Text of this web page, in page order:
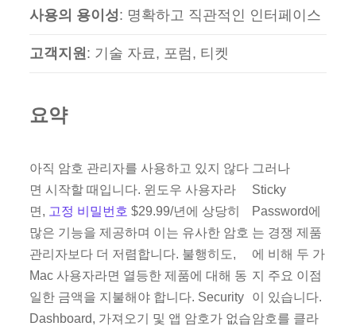
사용의 용이성: 명확하고 직관적인 인터페이스
고객지원 : 기술 자료, 포럼, 티켓
요약
아직 암호 관리자를 사용하고 있지 않다
면 시작할 때입니다. 윈도우 사용자라
면, 고정 비밀번호 $29.99/년에 상당히
많은 기능을 제공하며 이는 유사한 암호
관리자보다 더 저렴합니다. 불행히도,
Mac 사용자라면 열등한 제품에 대해 동
일한 금액을 지불해야 합니다. Security
Dashboard, 가져오기 및 앱 암호가 없습
그러나
Sticky
Password에
는 경쟁 제품
에 비해 두 가
지 주요 이점
이 있습니다.
암호를 클라